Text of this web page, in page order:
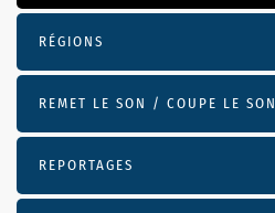
RÉGIONS
REMET LE SON / COUPE LE SON
REPORTAGES